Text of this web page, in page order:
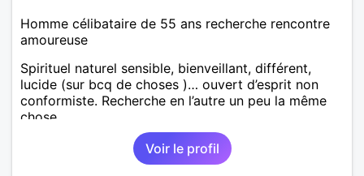
Homme célibataire de 55 ans recherche rencontre
amoureuse
Spirituel naturel sensible, bienveillant, différent,
lucide (sur bcq de choses )… ouvert d’esprit non
conformiste. Recherche en l’autre un peu la même
chose…
Voir le profil